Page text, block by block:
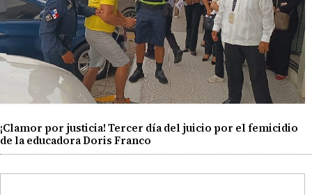
¡Clamor por justicia! Tercer día del juicio por el femicidio
de la educadora Doris Franco